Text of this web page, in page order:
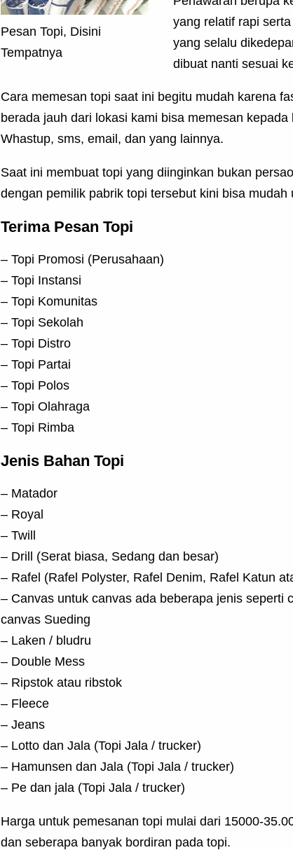
Pesan Topi, Disini
Tempatnya
yang relatif rapi
yang selalu
dibuat nanti sesuai
Cara memesan topi saat ini begitu mudah karena
berada jauh dari lokasi kami bisa memesan
Whastup, sms, email, dan yang lainnya.
Saat ini membuat topi yang diinginkan bukan
dengan pemilik pabrik topi tersebut kini bisa mudah
Terima Pesan Topi
– Topi Promosi (Perusahaan)
– Topi Instansi
– Topi Komunitas
– Topi Sekolah
– Topi Distro
– Topi Partai
– Topi Polos
– Topi Olahraga
– Topi Rimba
Jenis Bahan Topi
– Matador
– Royal
– Twill
– Drill (Serat biasa, Sedang dan besar)
– Rafel (Rafel Polyster, Rafel Denim, Rafel Katun
– Canvas untuk canvas ada beberapa jenis seperti
canvas Sueding
– Laken / bludru
– Double Mess
– Ripstok atau ribstok
– Fleece
– Jeans
– Lotto dan Jala (Topi Jala / trucker)
– Hamunsen dan Jala (Topi Jala / trucker)
– Pe dan jala (Topi Jala / trucker)
Harga untuk pemesanan topi mulai dari 15000-
dan seberapa banyak bordiran pada topi.